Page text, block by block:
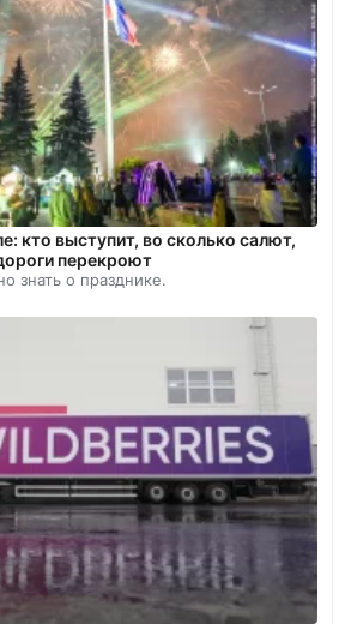
кто выступит, во сколько салют,
перекроют
знать о празднике.